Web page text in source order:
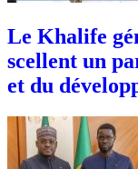
Le Khalife
scellent un
et du